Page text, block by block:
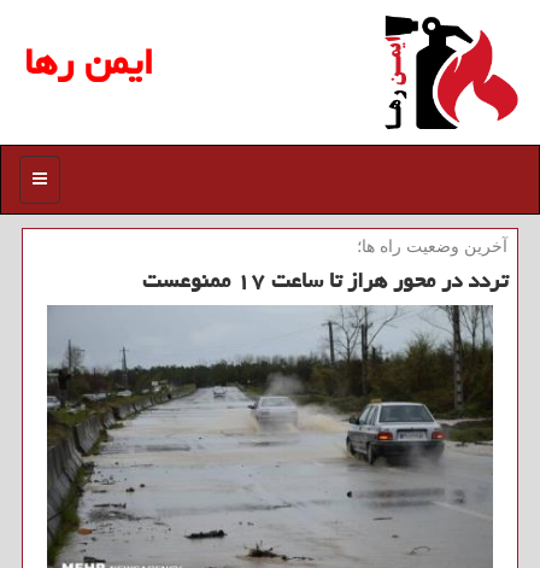
ایمن رها
منو
آخرین وضعیت راه ها؛
تردد در محور هراز تا ساعت ۱۷ ممنوعست